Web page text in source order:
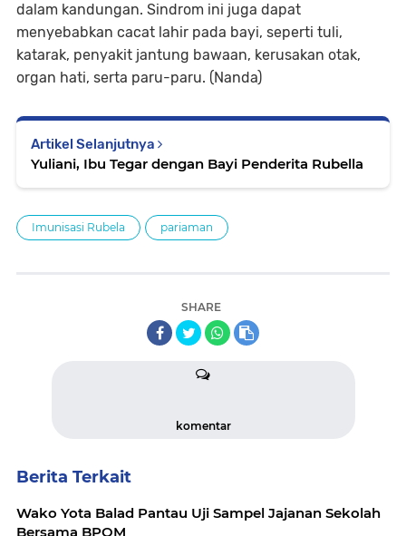
dalam kandungan. Sindrom ini juga dapat
menyebabkan cacat lahir pada bayi, seperti tuli,
katarak, penyakit jantung bawaan, kerusakan otak,
organ hati, serta paru-paru. (Nanda)
Artikel Selanjutnya
Yuliani, Ibu Tegar dengan Bayi Penderita Rubella
Imunisasi Rubela pariaman
SHARE
komentar
Berita Terkait
Wako Yota Balad Pantau Uji Sampel Jajanan Sekolah
Bersama BPOM